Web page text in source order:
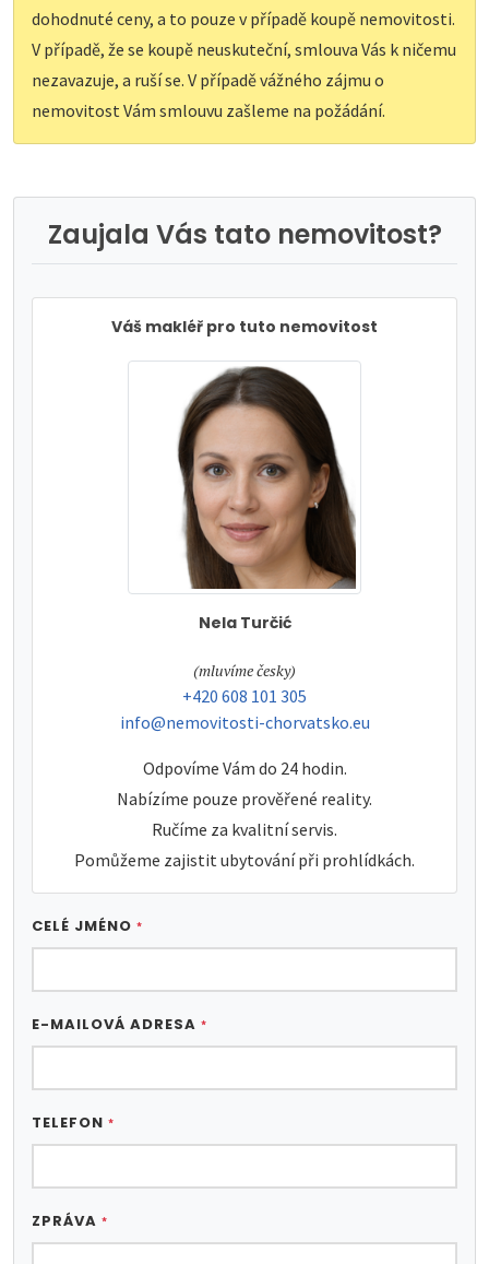
dohodnuté ceny, a to pouze v případě koupě nemovitosti.
V případě, že se koupě neuskuteční, smlouva Vás k ničemu
nezavazuje, a ruší se. V případě vážného zájmu o
nemovitost Vám smlouvu zašleme na požádání.
Zaujala Vás tato nemovitost?
Váš makléř pro tuto nemovitost
Nela Turčić
tel:
(mluvíme česky)
tel:
+420 608 101 305
e-mail:
info@nemovitosti-chorvatsko.eu
Odpovíme Vám do 24 hodin.
Nabízíme pouze prověřené reality.
Ručíme za kvalitní servis.
Pomůžeme zajistit ubytování při prohlídkách.
CELÉ JMÉNO *
E-MAILOVÁ ADRESA *
TELEFON *
ZPRÁVA *